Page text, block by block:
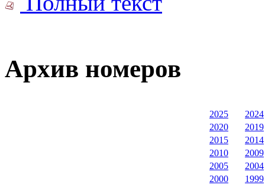
Архив номеров
2025
2024
2020
2019
2015
2014
2010
2009
2005
2004
2000
1999